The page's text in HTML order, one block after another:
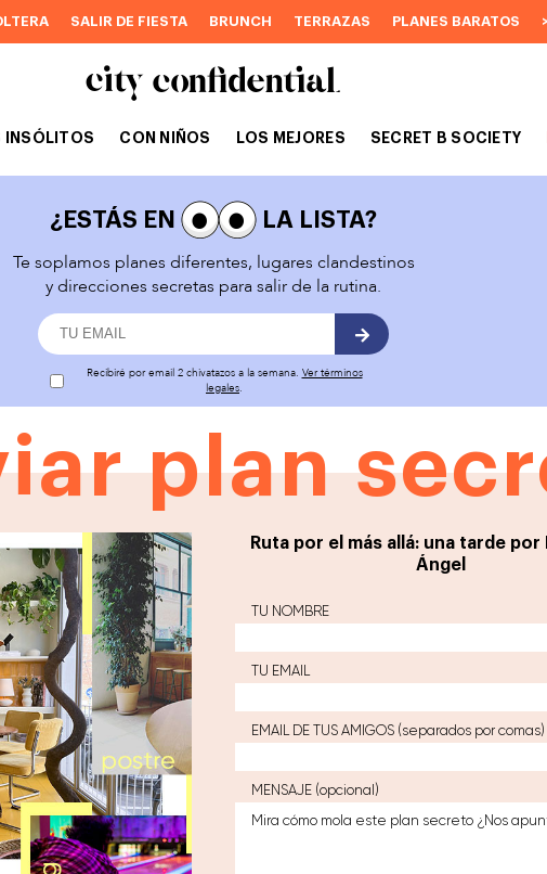
SALIR DE FIESTA BRUNCH TERRAZAS PLANES BARATOS
INSÓLITOS CON NIÑOS LOS MEJORES SECRET B SOCIETY
¿ESTÁS EN
LA LISTA?
Te soplamos planes diferentes, lugares clandestinos
y direcciones secretas para salir de la rutina.
Recibiré por email 2 chivatazos a la semana. Ver términos
legales.
plan
Ruta por el más allá: una tarde por
Ángel
TU NOMBRE
TU EMAIL
EMAIL DE TUS AMIGOS (separados por comas)
MENSAJE (opcional)